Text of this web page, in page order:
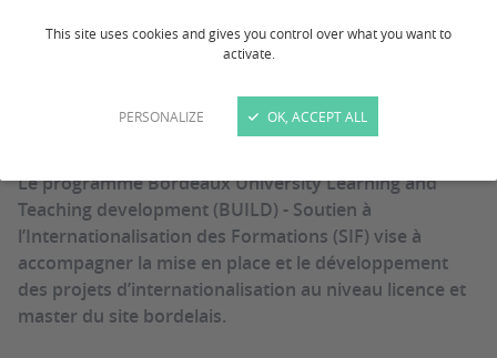
This site uses cookies and gives you control over what you want to
activate.
PERSONALIZE OK, ACCEPT ALL
Dernière mise à jour :le 09/04/2026
CONTACTS
Le programme Bordeaux University Learning and
Teaching development (BUILD) - Soutien à
l’Internationalisation des Formations (SIF) vise à
accompagner la mise en place et le développement
des projets d’internationalisation au niveau licence et
master du site bordelais.